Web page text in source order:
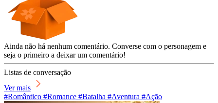
Ainda não há nenhum comentário. Converse com o personagem e
seja o primeiro a deixar um comentário!
Listas de conversação
Ver mais
#Romântico #Romance #Batalha #Aventura #Ação